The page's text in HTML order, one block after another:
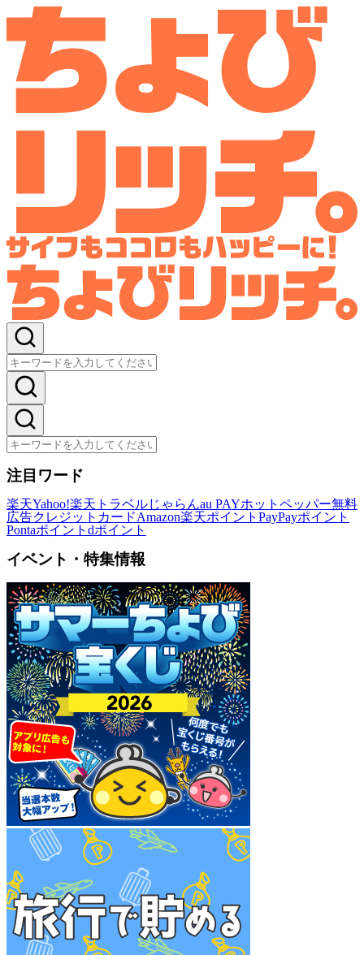
注目ワード
楽天Yahoo!楽天トラベルじゃらんau PAYホットペッパー無料
広告クレジットカードAmazon楽天ポイント PayPayポイント
Pontaポイント dポイント
イベント・特集情報